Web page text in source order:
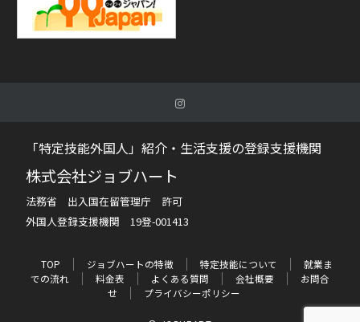
「特定技能外国人」紹介・生活支援の登録支援機関
株式会社ジョブハート
法務省 出入国在留管理庁 許可
外国人登録支援機関 19登-001413
TOP ジョブハートの特徴 特定技能について
就業ま
での流れ
料金表 よくある質問 会社概要
お問合
せ
プライバシーポリシー